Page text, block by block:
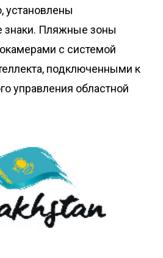
установлены
Пляжные зоны
с системой
подключенными к
управления областной